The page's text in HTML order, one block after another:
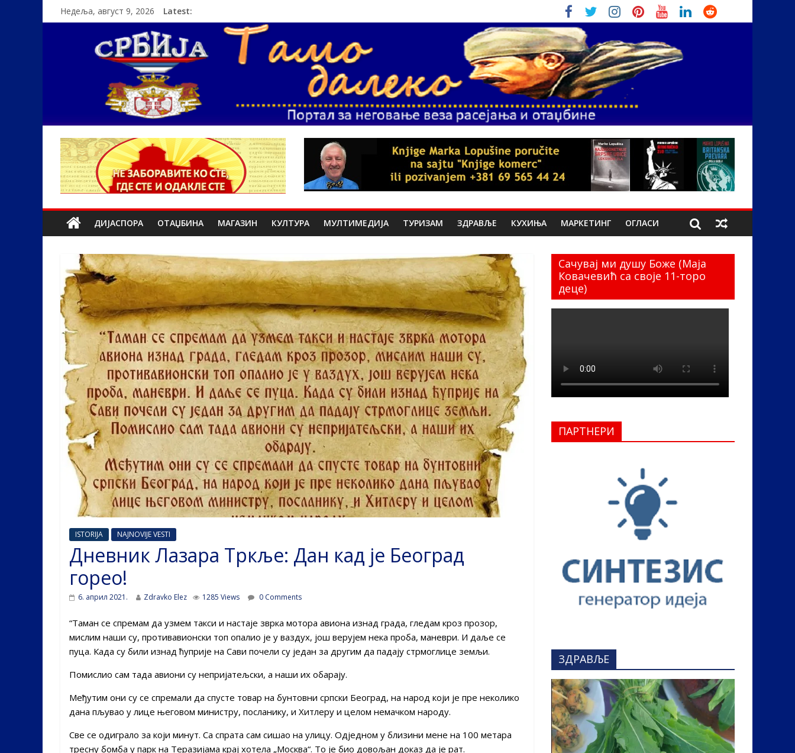
Недеља, август 9, 2026 Latest:
ДИЈАСПОРА ОТАЏБИНА МАГАЗИН КУЛТУРА МУЛТИМЕДИЈА ТУРИЗАМ ЗДРАВЉЕ КУХИЊА МАРКЕТИНГ ОГЛАСИ
ISTORIJA NAJNOVIJE VESTI
Дневник Лазара Тркље: Дан кад је Београд
горео!
6. април 2021. Zdravko Elez 1285 Views 0 Comments
“Таман се спремам да узмем такси и настаје зврка мотора авиона изнад града, гледам кроз прозор,
мислим наши су, противавионски топ опалио је у ваздух, још верујем нека проба, маневри. И даље се
пуца. Када су били изнад ћуприје на Сави почели су један за другим да падају стрмоглице земљи.
Помислио сам тада авиони су непријатељски, а наши их обарају.
Међутим они су се спремали да спусте товар на бунтовни српски Београд, на народ који је пре неколико
дана пљувао у лице његовом министру, посланику, и Хитлеру и целом немачком народу.
Све се одиграло за који минут. Са спрата сам сишао на улицу. Одједном у близини мене на 100 метара
тресну бомба у парк на Теразијама крај хотела „Москва“. То је био довољан доказ да је рат.
Сачувај ми душу Боже (Маја
Ковачевић са своје 11-торо
деце)
ПАРТНЕРИ
ЗДРАВЉЕ